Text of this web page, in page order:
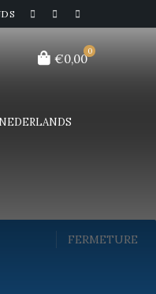
0
€0,00
NEDERLANDS
FERMETURE